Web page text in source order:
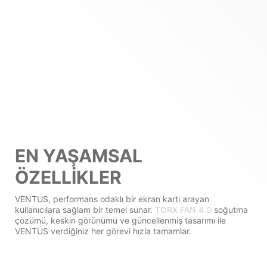
EN YAŞAMSAL
ÖZELLIKLER
VENTUS, performans odaklı bir ekran kartı arayan
kullanıcılara sağlam bir temel sunar. TORX FAN 4.0 soğutma
çözümü, keskin görünümü ve güncellenmiş tasarımı ile
VENTUS verdiğiniz her görevi hızla tamamlar.